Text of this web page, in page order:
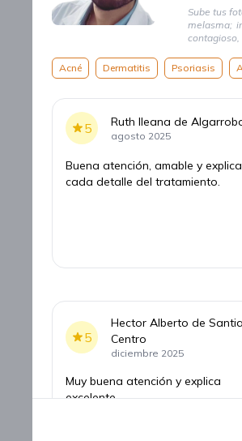
Sube tus
melasma;
Acné Dermatitis Psoriasis
5 Ruth Ileana de
agosto 2025
Buena atención, amable y explica
cada detalle del tratamiento.
5
Hector Alberto de
Centro
diciembre 2025
Muy buena atención y explica
excelente.